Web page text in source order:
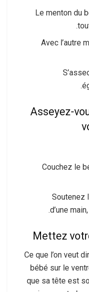
Le menton du
Avec l’autre
2- Asseyez-
Couchez le
Soutenez
d’une
Ce que l’on veut
bébé sur le
que sa tête est